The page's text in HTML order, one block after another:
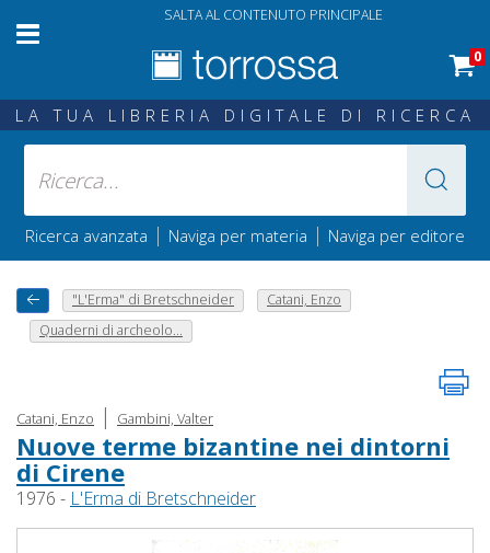
SALTA AL CONTENUTO PRINCIPALE
0
LA TUA LIBRERIA DIGITALE DI RICERCA
Ricerca avanzata | Naviga per materia | Naviga per editore
"L'Erma" di Bretschneider
Catani, Enzo
Quaderni di archeolo...
Catani, Enzo | Gambini, Valter
Nuove terme bizantine nei dintorni
di Cirene
1976 - L'Erma di Bretschneider